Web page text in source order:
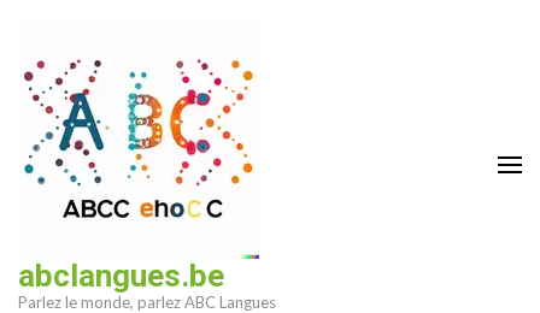
contenu
(Pressez
Entrée)
abclangues.be
Parlez le monde, parlez ABC Langues